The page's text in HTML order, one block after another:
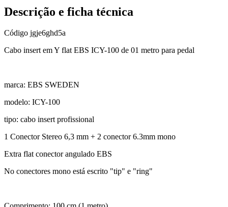
Descrição e ficha técnica
Código jgje6ghd5a
Cabo insert em Y flat EBS ICY-100 de 01 metro para pedal
marca: EBS SWEDEN
modelo: ICY-100
tipo: cabo insert profissional
1 Conector Stereo 6,3 mm + 2 conector 6.3mm mono
Extra flat conector angulado EBS
No conectores mono está escrito "tip" e "ring"